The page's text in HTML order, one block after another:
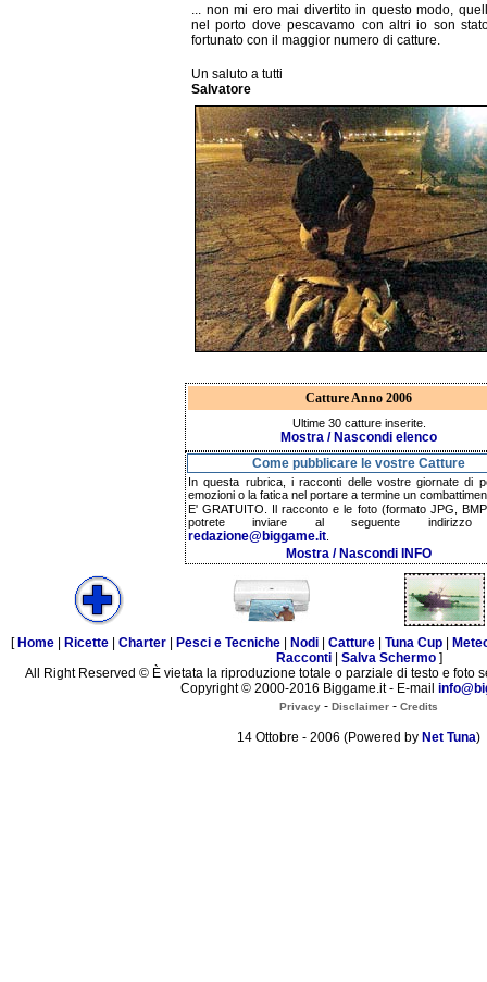
... non mi ero mai divertito in questo modo,
nel porto dove pescavamo con altri io son
fortunato con il maggior numero di catture.
Un saluto a tutti
Salvatore
Catture Anno 2006
Ultime 30 catture inserite.
Mostra / Nascondi elenco
Come pubblicare le vostre Catture
In questa rubrica, i racconti delle vostre giornate di
emozioni o la fatica nel portare a termine un
E' GRATUITO. Il racconto e le foto (formato JPG,
potrete inviare al seguente indirizzo
redazione@biggame.it
Mostra / Nascondi INFO
[ Home Ricette Charter Pesci e Tecniche Nodi Catture Tuna Cup
Racconti| Salva Schermo]
All Right Reserved © È vietata la riproduzione totale o parziale di testo e foto
Copyright © 2000-2016 Biggame.it - E-mail
Privacy - Disclaimer - Credits
14 Ottobre - 2006 (Powered by Net Tuna)